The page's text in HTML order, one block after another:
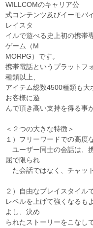
WILLCOMのキャリア公
式コンテンツ及びイーモバ
レイスタ
イルで遊べる史上初の携帯
ゲーム（M
MORPG）です。
携帯電話というプラットフ
種類以上、
アイテム総数4500種類も
お客様に遊
んで頂き高い支持を得る事
＜２つの大きな特徴＞
１）フリーワードでの高度
ユーザー同士の会話は、
屈で限られ
た会話ではなく、チャッ
２）自由なプレイスタイル
レベルを上げて強くなるも
よし、決め
られたストーリーをこなし